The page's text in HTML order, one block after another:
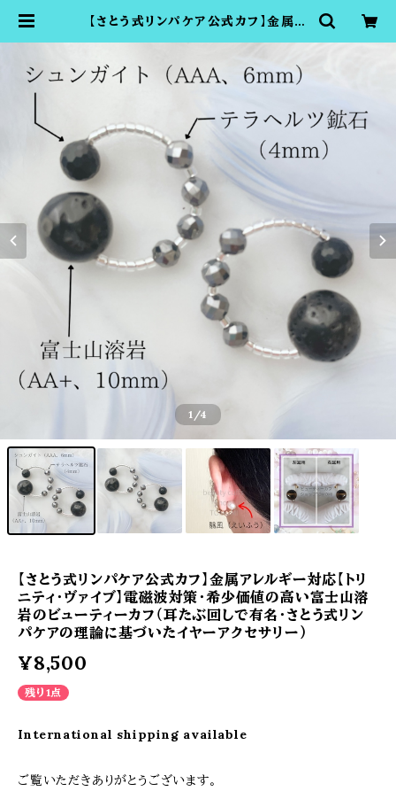
【さとう式リンパケア公式カフ】金属ア
岩のビューティーカフ（耳たぶ回しで
有名・さとう式リンパケアの理論に基
ップTOMOMI
1 /4
【さとう式リンパケア公式カフ】金属アレルギー対応【トリ
ニティ・ヴァイブ】電磁波対策・希少価値の高い富士山溶
岩のビューティーカフ（耳たぶ回しで有名・さとう式リン
パケアの理論に基づいたイヤーアクセサリー）
¥8,500
残り1点
International shipping available
ご覧いただきありがとうございます。